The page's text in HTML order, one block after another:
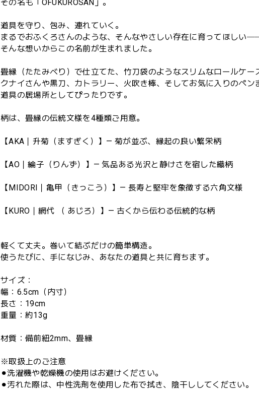
その名も「OFUKUROSAN」。
道具を守り、包み、連れていく。
まるでおふくろさんのような、そんなやさしい存在に育ってほしい
そんな想いからこの名前が生まれました。
畳縁（たたみべり）で仕立てた、竹刀袋のようなスリムなロールケー
クナイさんや黒刀、カトラリー、火吹き棒、そしてお気に入りのペン
道具の居場所としてぴったりです。
柄は、畳縁の伝統文様を4種類ご用意。
【AKA｜升菊（ますぎく）】— 菊が並ぶ、縁起の良い繁栄柄
【AO｜綸子（りんず）】— 気品ある光沢と静けさを宿した織柄
【MIDORI｜亀甲（きっこう）】— 長寿と堅牢を象徴する六角文様
【KURO｜網代 （ あじろ）】— 古くから伝わる伝統的な柄
軽くて丈夫。巻いて結ぶだけの簡単構造。
使うたびに、手になじみ、あなたの道具と共に育ちます。
サイズ：
幅：6.5cm（内寸）
長さ：19cm
重量：約13g
材質：備前紐2mm、畳縁
※取扱上のご注意
⚫︎洗濯機や乾燥機の使用はお避けください。
⚫︎汚れた際は、中性洗剤を使用した布で拭き、陰干ししてください。